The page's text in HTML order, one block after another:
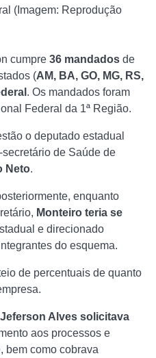
(Imagem: Reprodução
cumpre 36 mandados de
(AM, BA, GO, MG, RS,
. Os mandados foram
Federal da 1ª Região.
o deputado estadual
secretário de Saúde de
Neto.
enquanto
Monteiro teria se
e direcionado
do esquema.
de percentuais de quanto
Alves solicitava
aos processos e
bem como cobrava